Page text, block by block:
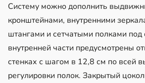
Систему можно дополнить
кронштейнами, внутренними
штангами и сетчатыми полками под
внутренней части предусмотрены
стенках с шагом в 12,8 см по всей
регулировки полок. Закрытый